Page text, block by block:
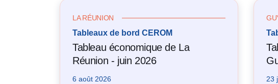
LA RÉUNION
Tableaux de bord CEROM
Tableau économique de La
Réunion - juin 2026
6 août 2026 23